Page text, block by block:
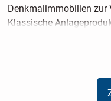
Denkmalimmobilien zur
Klassische
festverzinslicher
Anlage liegen seit
Aufgrund der niedrigen
Immobilien, besonders